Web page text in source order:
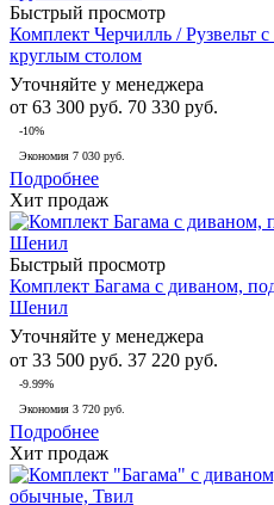
Быстрый просмотр
Комплект Черчилль / Рузвельт
круглым столом
Уточняйте у менеджера
от 63 300 руб. 70 330 руб.
-10%
Экономия 7 030 руб.
Подробнее
Хит продаж
Быстрый просмотр
Комплект Багама с диваном,
Шенил
Уточняйте у менеджера
от 33 500 руб. 37 220 руб.
-9.99%
Экономия 3 720 руб.
Подробнее
Хит продаж